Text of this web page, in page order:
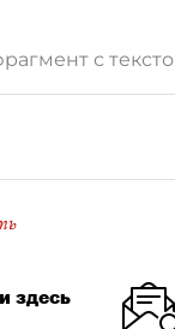
с
здесь